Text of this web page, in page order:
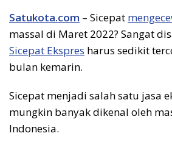
Satukota.com – Sicepat
massal di Maret 2022? Sangat
Sicepat Ekspres harus sedikit
bulan kemarin.
Sicepat menjadi salah satu jasa
mungkin banyak dikenal oleh
Indonesia.